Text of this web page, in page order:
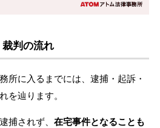
判の流れ
所に入るまでには、逮捕・起訴・
を辿ります。
捕されず、 在宅事件となることも